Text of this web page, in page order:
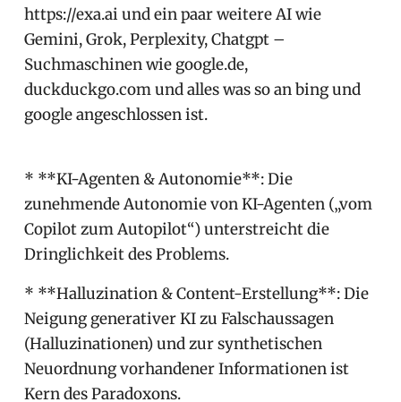
https://exa.ai und ein paar weitere AI wie
Gemini, Grok, Perplexity, Chatgpt –
Suchmaschinen wie google.de,
duckduckgo.com und alles was so an bing und
google angeschlossen ist.
* **KI-Agenten & Autonomie**: Die
zunehmende Autonomie von KI-Agenten („vom
Copilot zum Autopilot“) unterstreicht die
Dringlichkeit des Problems.
* **Halluzination & Content-Erstellung**: Die
Neigung generativer KI zu Falschaussagen
(Halluzinationen) und zur synthetischen
Neuordnung vorhandener Informationen ist
Kern des Paradoxons.